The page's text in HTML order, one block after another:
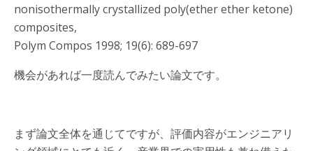
nonisothermally crystallized poly(ether ether ketone)
composites,
Polym Compos 1998; 19(6): 689-697
機会があれば一度読んでみたい論文です。
まず論文全体を通じてですが、評価内容がエンジニアリ